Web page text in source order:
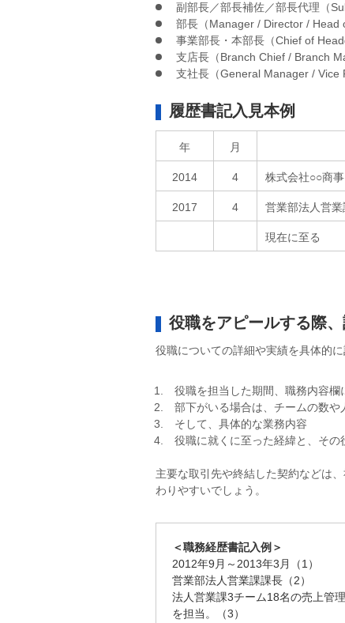
副部長／部長補佐／部長代理（
部長（Manager / Director / Head
事業部長・本部長（Chief of
支店長（Branch Chief / Branch
支社長（General Manager / Vice
履歴書記入見本例
年 月
2014 4 株式会社○○商
2017 4 営業部法人営
現在に至る
役職をアピールする際
役職についての詳細や実績を具体的
役職を担当した期間、職務内容欄
部下がいる場合は、チームの数や
そして、具体的な業務内容
役職に就くに至った経緯と、その
主要な取引先や終結した契約などは
わりやすいでしょう。
＜職務経歴書記入例＞
2012年9月～2013年3月（1）
営業部法人営業課課長（2）
法人営業課3チーム18名の売上管
を担当。（3）